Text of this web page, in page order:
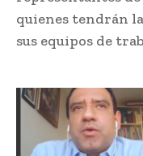
quienes tendrán
sus equipos de